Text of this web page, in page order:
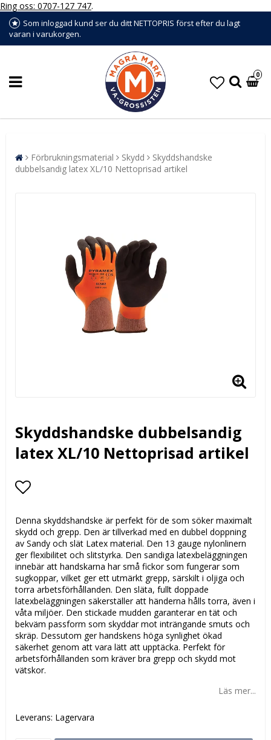
Ring oss: 0707-127 747.
Som inloggad kund ser du ditt NETTOPRIS först efter du lagt
varan i varukorgen.
0
Förbrukningsmaterial Skydd
Skyddshandske
dubbelsandig latex XL/10 Nettoprisad artikel
Skyddshandske dubbelsandig
latex XL/10 Nettoprisad artikel
Denna skyddshandske är perfekt för de som söker maximalt
skydd och grepp. Den är tillverkad med en dubbel doppning
av Sandy och slät Latex material. Den 13 gauge nylonlinern
ger flexibilitet och slitstyrka. Den sandiga latexbeläggningen
innebär att handskarna har små fickor som fungerar som
sugkoppar, vilket ger ett utmärkt grepp, särskilt i oljiga och
torra arbetsförhållanden. Den släta, fullt doppade
latexbeläggningen säkerställer att händerna hålls torra, även i
våta miljöer. Den stickade mudden garanterar en tät och
bekväm passform som skyddar mot inträngande smuts och
skräp. Dessutom ger handskens höga synlighet ökad
säkerhet genom att vara lätt att upptäcka. Perfekt för
arbetsförhållanden som kräver bra grepp och skydd mot
vätskor.
Läs mer...
Leverans: Lagervara